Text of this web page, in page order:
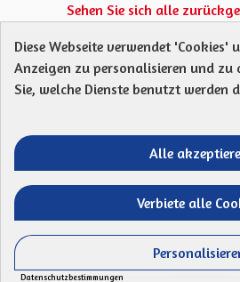
Sehen Sie sich alle
Protection des Données
Mentions légales
Was
Standardtitel für
Open Data Dateien
Entre vosEntre vos
Website mitfreier
Cookie-Einstellungen
Diese Webseite verwendet 'Cookies'
Anzeigen zu personalisieren und zu
Sie, welche Dienste benutzt werden
Alle
Verbiete alle
Datenschutzbestimmungen